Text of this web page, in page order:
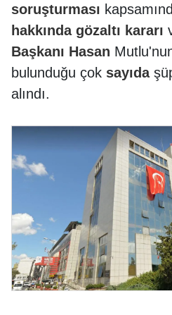
soruşturması
hakkında gözaltı kararı
Başkanı Hasan
bulunduğu çok sayıda
alındı.